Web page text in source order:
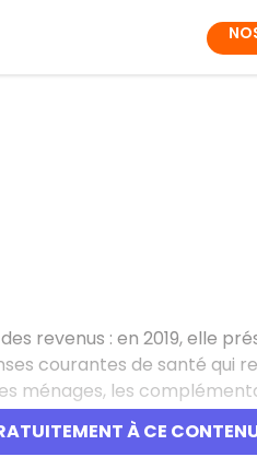
À CE
revenus : en 2019, elle
courantes de santé qui
ménages, les
de diminuer pour s’établir
la santé.